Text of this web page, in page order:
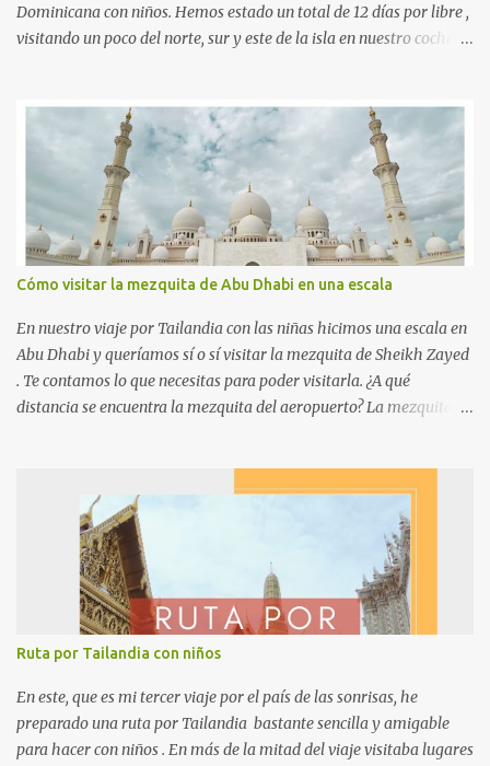
Dominicana con niños. Hemos estado un total de 12 días por libre ,
visitando un poco del norte, sur y este de la isla en nuestro coche de
Vuelos a República Dominicana y alquiler de coche. Volamos con
World2fly desde Madrid hasta Santo Domingo. El vuelo de ida
horrible la verdad. El avión, viejísimo y sin pantallas (¡era un vuelo
diurno de 8 horas!). Iba lleno y nos tocaron pasajeros muy
ruidosos. Sólo nos consolaba que la vuelta sería nocturna y al
menos se haría más corta. Por cierto que el vuelo de vuelta fue en
un avión nuevo y con pantallas individuales. El coche lo
premium que ofrecen. A medida que se acercaba la fecha los
precios bajaron un poco así que íbamos comp...
Cómo visitar la mezquita de Abu Dhabi en una escala
En nuestro viaje por Tailandia con las niñas hicimos una escala en
Abu Dhabi y queríamos sí o sí visitar la mezquita de Sheikh Zayed
. Te contamos lo que necesitas para poder visitarla. ¿A qué
distancia se encuentra la mezquita del aeropuerto? La mezquita de
unos 20 minutos. ¿Se puede ir en transporte público? Sí, el autobús
A10 conecta el aeropuerto con la mezquita en 25 minutos pero
pasa cada hora. ¿Cómo ir desde el aeropuerto hasta la mezquita?
Nosotros realmente no fuimos desde el aeropuerto sino desde un
hotel en el que hicimos noche. Al viajar con niñas elegí la escala en
Abu Dhabi para poder dormir tranquilamente en cama, desayunar
en el hotel y luego ir a ver la mezquita de Sheikh Zayed. Tenían las
tampoco era plan de forzar. Así que lo que hicimos fue pedir un
Uber , tanto para ir del hotel a...
Ruta por Tailandia con niños
En este, que es mi tercer viaje por el país de las sonrisas, he
preparado una ruta por Tailandia bastante sencilla y amigable
para hacer con niños . En más de la mitad del viaje visitaba lugares